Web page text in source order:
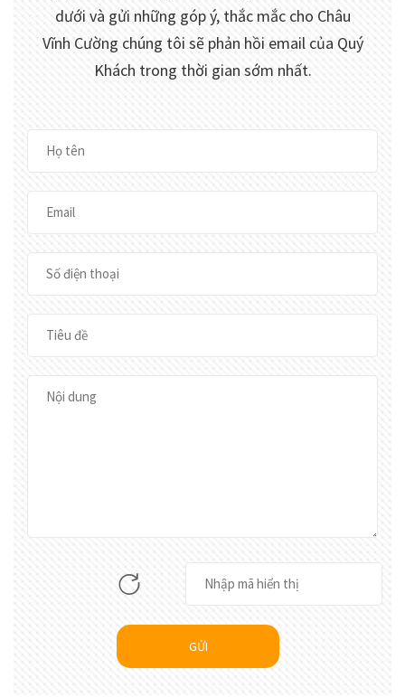
dưới và gửi những góp ý, thắc mắc cho Châu
Vĩnh Cường chúng tôi sẽ phản hồi email của Quý
Khách trong thời gian sớm nhất.